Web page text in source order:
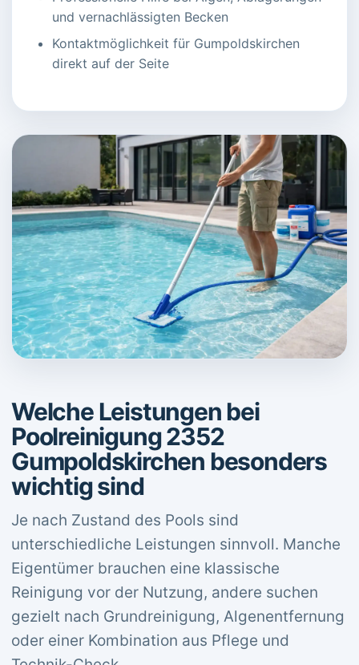
und vernachlässigten Becken
Kontaktmöglichkeit für Gumpoldskirchen
direkt auf der Seite
Welche Leistungen bei
Poolreinigung 2352
Gumpoldskirchen besonders
wichtig sind
Je nach Zustand des Pools sind
unterschiedliche Leistungen sinnvoll. Manche
Eigentümer brauchen eine klassische
Reinigung vor der Nutzung, andere suchen
gezielt nach Grundreinigung, Algenentfernung
oder einer Kombination aus Pflege und